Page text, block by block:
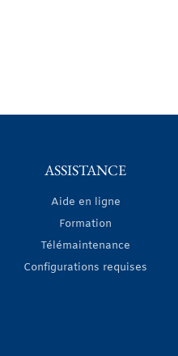
ASSISTANCE
Aide en ligne
Formation
Télémaintenance
Configurations requises